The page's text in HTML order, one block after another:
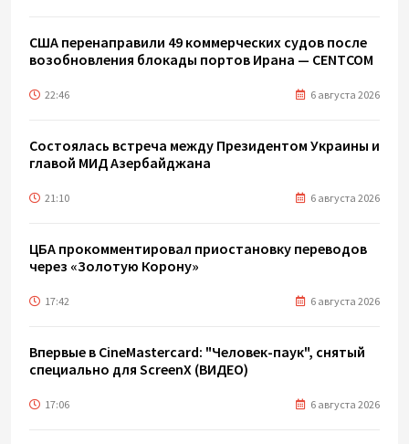
США перенаправили 49 коммерческих судов после
возобновления блокады портов Ирана — CENTCOM
22:46 6 августа 2026
Состоялась встреча между Президентом Украины и
главой МИД Азербайджана
21:10 6 августа 2026
ЦБА прокомментировал приостановку переводов
через «Золотую Корону»
17:42 6 августа 2026
Впервые в CineMastercard: "Человек-паук", снятый
специально для ScreenX (ВИДЕО)
17:06 6 августа 2026